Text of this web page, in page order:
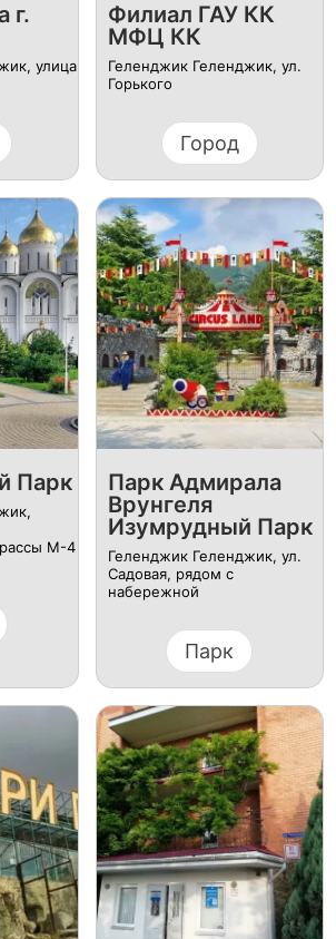
г.
улица
Филиал ГАУ КК
МФЦ КК
Геленджик Геленджик, ул.
Горького
Город
Парк
М-4
Парк Адмирала
Врунгеля
Изумрудный Парк
Геленджик Геленджик, ул.
Садовая, рядом с
набережной
Парк